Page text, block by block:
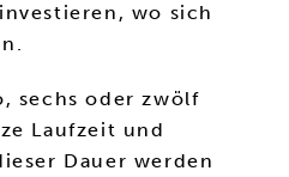
wo sich
sechs oder zwölf
Laufzeit und
Dauer werden